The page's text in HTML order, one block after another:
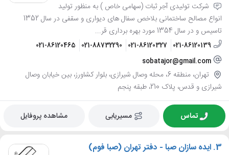
شرکت تولیدی آجر ثبات (سهامی خاص ) به منظور تولید
انواع مصالح ساختمانی بلاخص سفال های دیواری و سقفی در سال 1352
تاسیس و در سال 1354 مورد بهره برداری قر...
021-86120139
021-86120327
021-88732290
021-86120465
sobatajor@gmail.com
تهران، منطقه 6، محله وصال شیرازی، بلوار کشاورز، بین خیابان وصال
شیرازی و قدس، پلاک 210، طبقه پنجم
تماس مسیریابی مشاهده پروفایل
3. ایده سازان صبا - دفتر تهران (صبا فوم)